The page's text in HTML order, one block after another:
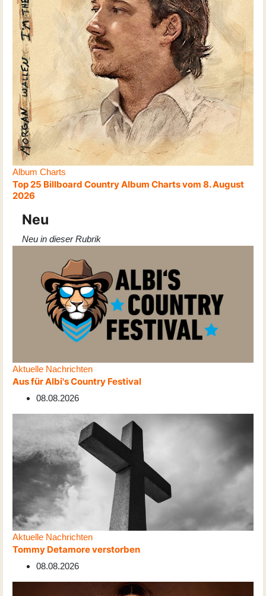
Album Charts
Top 25 Billboard Country Album Charts vom 8. August
2026
Neu
Neu in dieser Rubrik
Aktuelle Nachrichten
Aus für Albi's Country Festival
08.08.2026
Aktuelle Nachrichten
Tommy Detamore verstorben
08.08.2026